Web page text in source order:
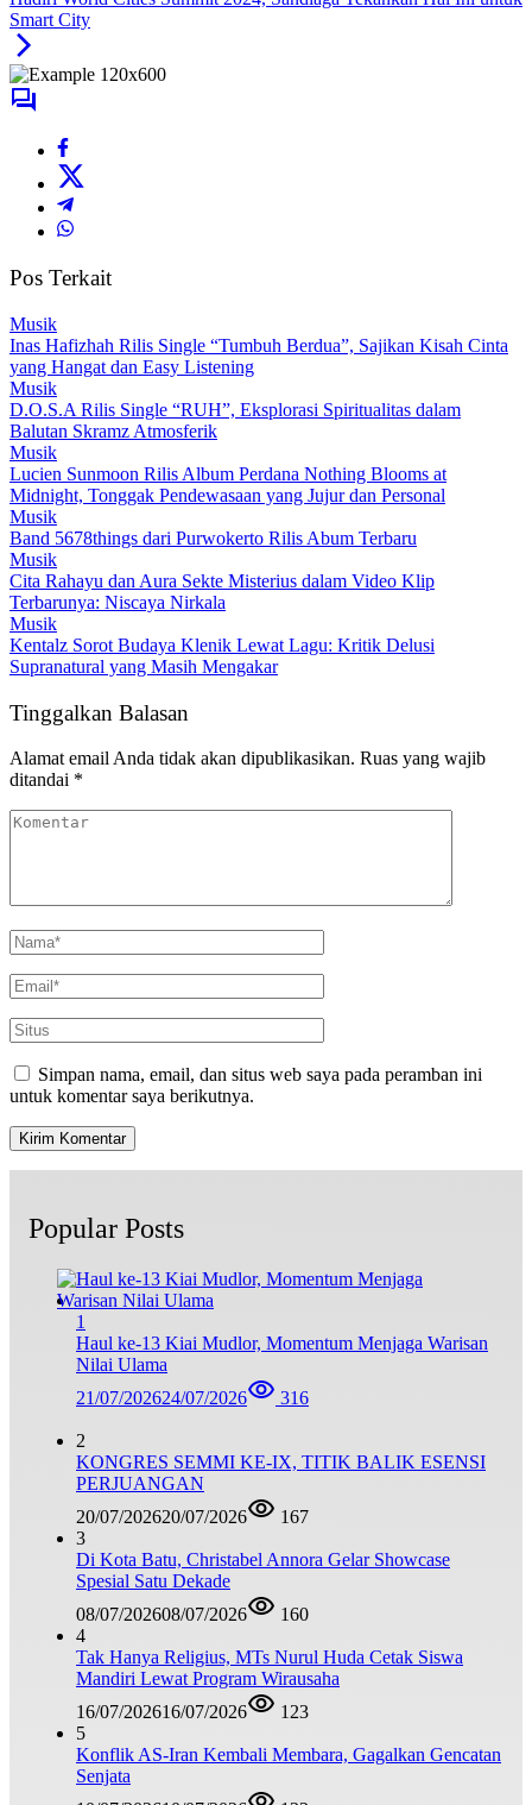
Smart City
Pos Terkait
Musik
Inas Hafizhah Rilis Single “Tumbuh Berdua”, Sajikan Kisah Cinta
yang Hangat dan Easy Listening
Musik
D.O.S.A Rilis Single “RUH”, Eksplorasi Spiritualitas dalam
Balutan Skramz Atmosferik
Musik
Lucien Sunmoon Rilis Album Perdana Nothing Blooms at
Midnight, Tonggak Pendewasaan yang Jujur dan Personal
Musik
Band 5678things dari Purwokerto Rilis Abum Terbaru
Musik
Cita Rahayu dan Aura Sekte Misterius dalam Video Klip
Terbarunya: Niscaya Nirkala
Musik
Kentalz Sorot Budaya Klenik Lewat Lagu: Kritik Delusi
Supranatural yang Masih Mengakar
Tinggalkan Balasan
Alamat email Anda tidak akan dipublikasikan. Ruas yang wajib
ditandai *
Simpan nama, email, dan situs web saya pada peramban ini
untuk komentar saya berikutnya.
Popular Posts
1
Haul ke-13 Kiai Mudlor, Momentum Menjaga Warisan
Nilai Ulama
21/07/202624/07/2026 316
2
KONGRES SEMMI KE-IX, TITIK BALIK ESENSI
PERJUANGAN
20/07/202620/07/2026
167
3
Di Kota Batu, Christabel Annora Gelar Showcase
Spesial Satu Dekade
08/07/202608/07/2026
160
4
Tak Hanya Religius, MTs Nurul Huda Cetak Siswa
Mandiri Lewat Program Wirausaha
16/07/202616/07/2026
123
5
Konflik AS-Iran Kembali Membara, Gagalkan Gencatan
Senjata